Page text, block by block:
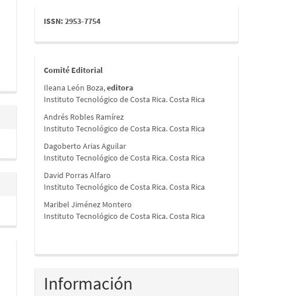
issn
ISSN: 2953-7754
comite
Comité Editorial
Ileana León Boza,editora
Instituto Tecnológico de Costa Rica. Costa Rica
Andrés Robles Ramírez
Instituto Tecnológico de Costa Rica. Costa Rica
Dagoberto Arias Aguilar
Instituto Tecnológico de Costa Rica. Costa Rica
David Porras Alfaro
Instituto Tecnológico de Costa Rica. Costa Rica
Maribel Jiménez Montero
Instituto Tecnológico de Costa Rica. Costa Rica
Información